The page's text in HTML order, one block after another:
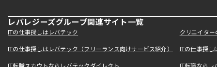
レバレジーズグループ関連サイト一覧
ITの仕事探しはレバテック クリエイタ
ITの仕事探しはレバテック（フリーランス向けサービス紹介） ITの仕事探